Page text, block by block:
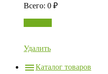
Всего: 0 ₽
Удалить
Каталог товаров